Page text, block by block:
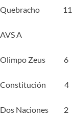
Quebracho 11
AVS A
Olimpo Zeus 6
Constitución 4
Dos Naciones 2